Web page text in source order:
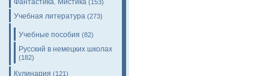
Фантастика. Мистика (153)
Учебная литература (273)
Учебные пособия (82)
Русский в немецких школах
(182)
Кулинария (121)